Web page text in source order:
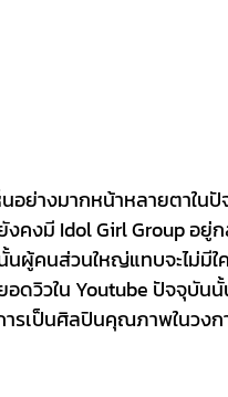
นอย่างมากหน้าหลายตาใน
คงมี Idol Girl Group อยู่
ผู้คนส่วนใหญ่แทบจะไม่มีใ
ดวิวใน Youtube ปัจจุบัน
รเป็นศิลปินคุณภาพในวงก